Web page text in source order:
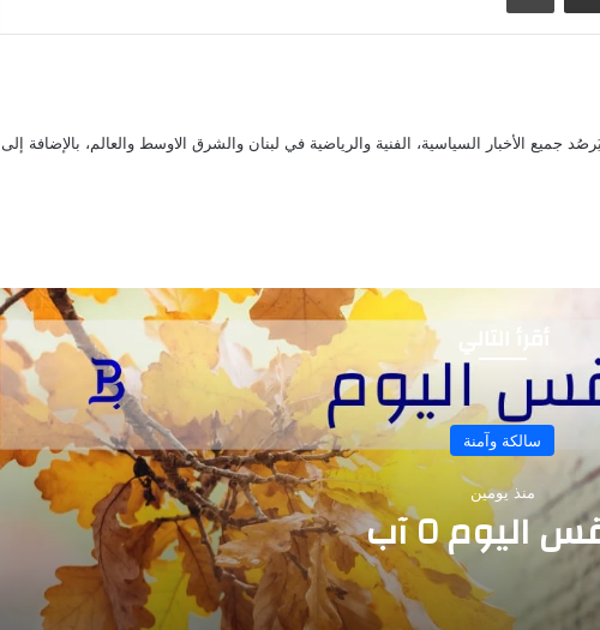
الأخبار السياسية، الفنية والرياضية في لبنان والشرق الاوسط والعالم، بالإضافة إلى
سالكة وآمنة
منذ يومين
اليوم ٥ آب